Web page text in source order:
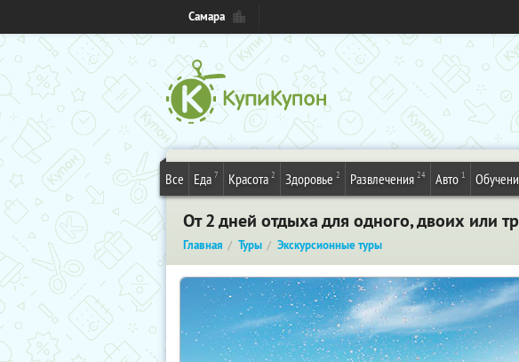
Самара
Все Еда 7 Красота 2 Здоровье 2 Развлечения 24 Авто 1
От 2 дней отдыха для одного, двоих или
Главная Туры Экскурсионные туры